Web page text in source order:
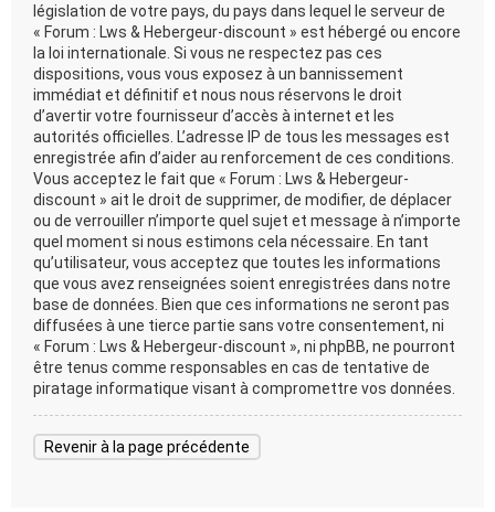
législation de votre pays, du pays dans lequel le serveur de
« Forum : Lws & Hebergeur-discount » est hébergé ou encore
la loi internationale. Si vous ne respectez pas ces
dispositions, vous vous exposez à un bannissement
immédiat et définitif et nous nous réservons le droit
d’avertir votre fournisseur d’accès à internet et les
autorités officielles. L’adresse IP de tous les messages est
enregistrée afin d’aider au renforcement de ces conditions.
Vous acceptez le fait que « Forum : Lws & Hebergeur-
discount » ait le droit de supprimer, de modifier, de déplacer
ou de verrouiller n’importe quel sujet et message à n’importe
quel moment si nous estimons cela nécessaire. En tant
qu’utilisateur, vous acceptez que toutes les informations
que vous avez renseignées soient enregistrées dans notre
base de données. Bien que ces informations ne seront pas
diffusées à une tierce partie sans votre consentement, ni
« Forum : Lws & Hebergeur-discount », ni phpBB, ne pourront
être tenus comme responsables en cas de tentative de
piratage informatique visant à compromettre vos données.
Revenir à la page précédente